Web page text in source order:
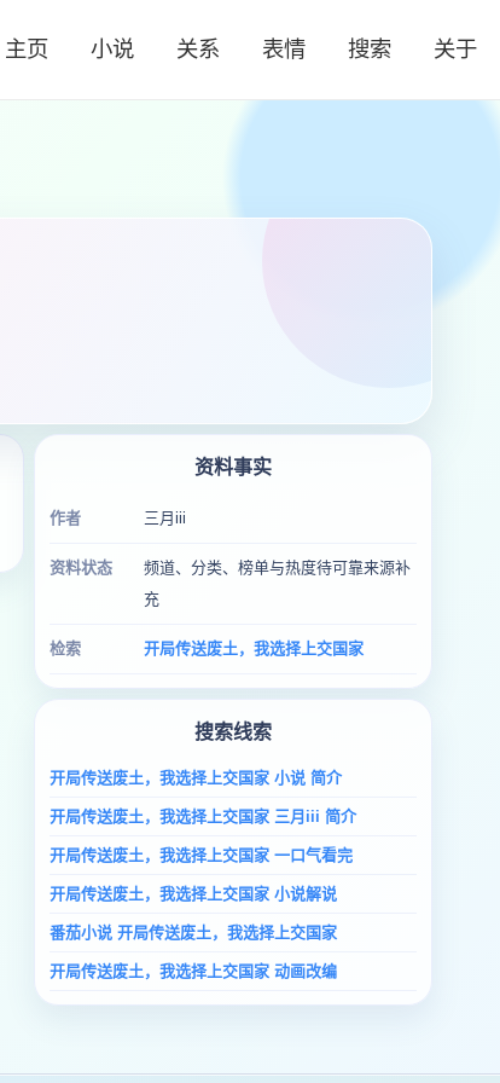
主页 小说 关系 表情 搜索 关于
资料事实
作者 三月iii
资料状态
频道、分类、榜单与热度待可靠来源补
充
检索 开局传送废土，我选择上交国家
搜索线索
开局传送废土，我选择上交国家 小说 简介
开局传送废土，我选择上交国家 三月iii 简介
开局传送废土，我选择上交国家 一口气看完
开局传送废土，我选择上交国家 小说解说
番茄小说 开局传送废土，我选择上交国家
开局传送废土，我选择上交国家 动画改编